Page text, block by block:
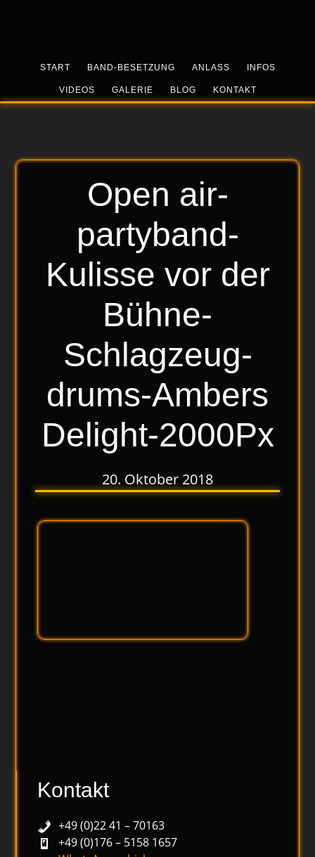
START BAND-BESETZUNG ANLASS INFOS
VIDEOS GALERIE BLOG KONTAKT
Open air-
partyband-
Kulisse vor der
Bühne-
Schlagzeug-
drums-Ambers
Delight-2000Px
20. Oktober 2018
Kontakt
+49 (0)22 41 – 70163
+49 (0)176 – 5158 1657